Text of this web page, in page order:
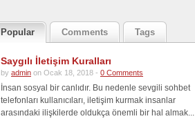
Popular Comments Tags
Saygılı İletişim Kuralları
by admin on Ocak 18, 2018 - 0 Comments
İnsan sosyal bir canlıdır. Bu nedenle sevgili sohbet
telefonları kullanıcıları, iletişim kurmak insanlar
arasındaki ilişkilerde oldukça önemli bir hal almak...